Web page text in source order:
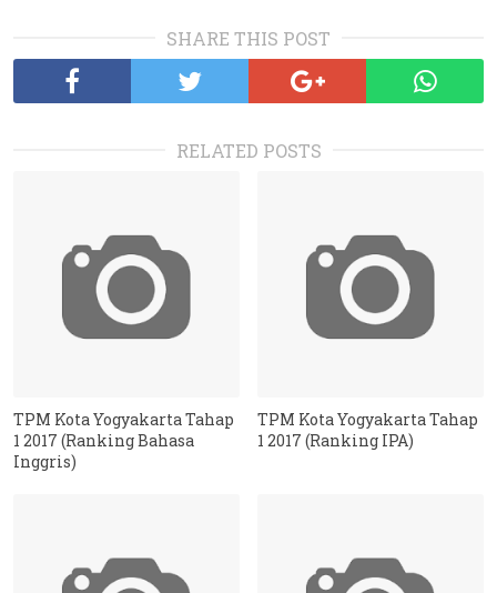
SHARE THIS POST
RELATED POSTS
TPM Kota Yogyakarta Tahap
1 2017 (Ranking Bahasa
Inggris)
TPM Kota Yogyakarta Tahap
1 2017 (Ranking IPA)